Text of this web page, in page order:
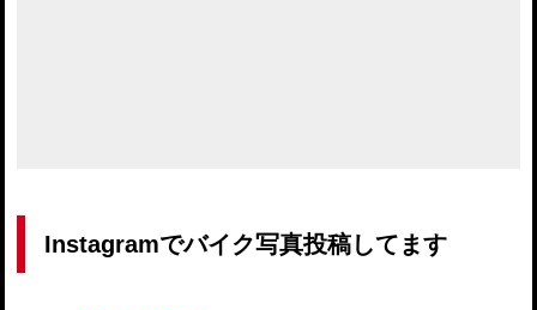
Instagramでバイク写真投稿してます